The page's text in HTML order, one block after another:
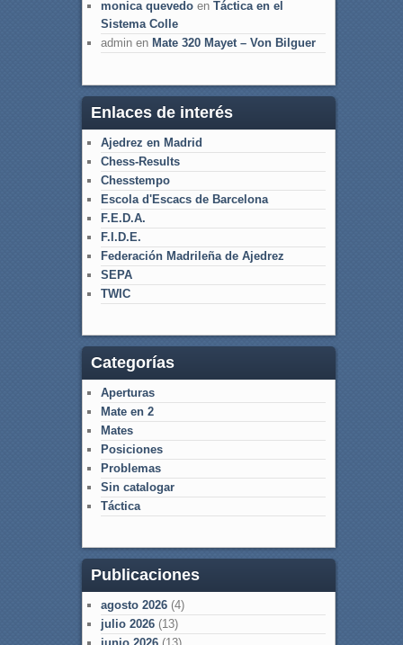
monica quevedoen Táctica en el
Sistema Colle
adminen Mate 320 Mayet – Von Bilguer
Enlaces de interés
Ajedrez en Madrid
Chess-Results
Chesstempo
Escola d'Escacs de Barcelona
F.E.D.A.
F.I.D.E.
Federación Madrileña de Ajedrez
SEPA
TWIC
Categorías
Aperturas
Mate en 2
Mates
Posiciones
Problemas
Sin catalogar
Táctica
Publicaciones
agosto 2026(4)
julio 2026(13)